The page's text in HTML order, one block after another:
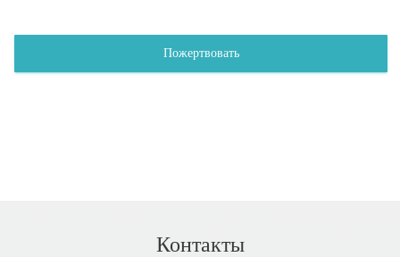
Пожертвовать
Контакты